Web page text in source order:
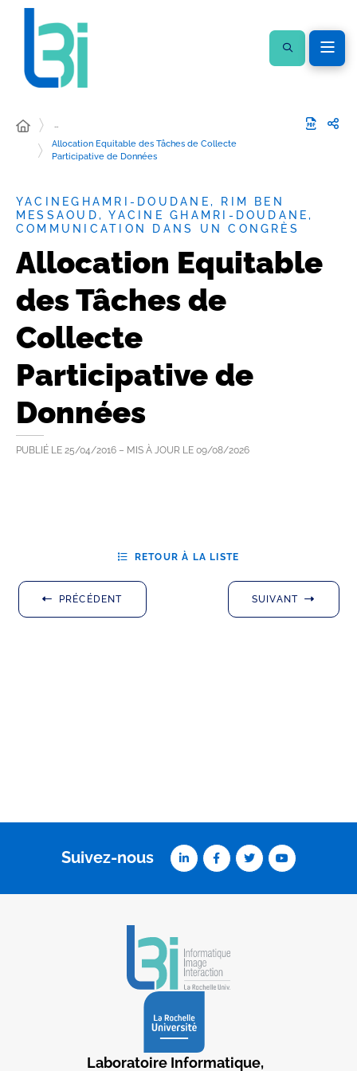
…
Allocation Equitable des Tâches de Collecte
Participative de Données
YACINEGHAMRI-DOUDANE, RIM BEN
MESSAOUD, YACINE GHAMRI-DOUDANE,
COMMUNICATION DANS UN CONGRÈS
Allocation Equitable
des Tâches de
Collecte
Participative de
Données
PUBLIÉ LE 25/04/2016 – MIS À JOUR LE 09/08/2026
PRÉCÉDENT
RETOUR À LA LISTE
SUIVANT
Suivez-nous
Laboratoire Informatique,